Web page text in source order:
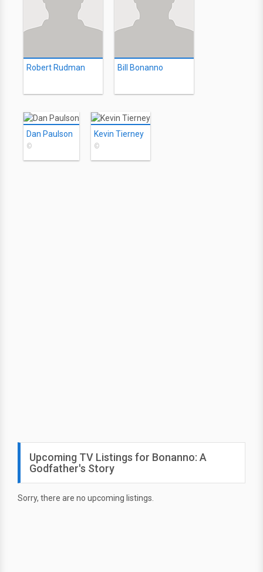
Robert Rudman Bill Bonanno
Dan Paulson
©
Kevin Tierney
©
Upcoming TV Listings for Bonanno: A
Godfather's Story
Sorry, there are no upcoming listings.